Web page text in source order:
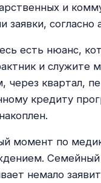
и
заявки,
есть нюанс,
и служите
через квартал,
кредиту
момент по
Семейный
немало